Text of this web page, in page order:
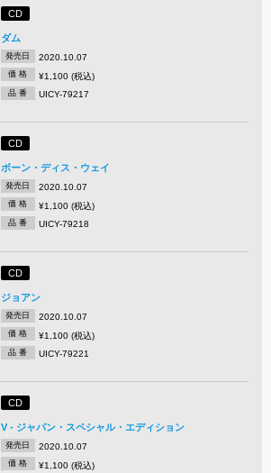
CD
ダム
発売日 2020.10.07
価 格 ¥1,100 (税込)
品 番 UICY-79217
CD
ボーン・ディス・ウェイ
発売日 2020.10.07
価 格 ¥1,100 (税込)
品 番 UICY-79218
CD
ジョアン
発売日 2020.10.07
価 格 ¥1,100 (税込)
品 番 UICY-79221
CD
V - ジャパン・スペシャル・エディション
発売日 2020.10.07
価 格 ¥1,100 (税込)